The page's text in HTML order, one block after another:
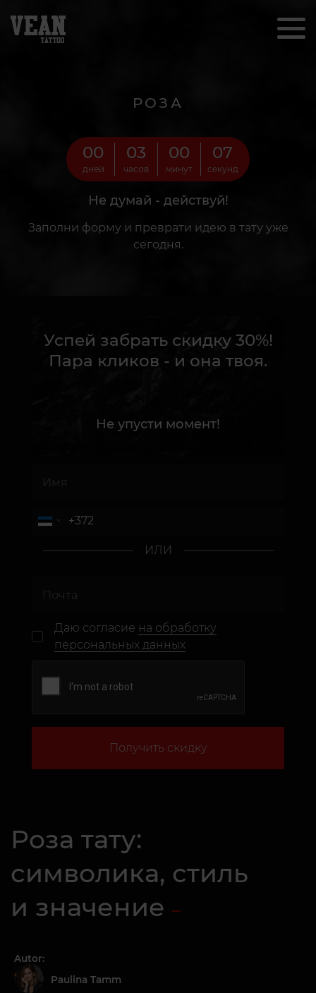
РОЗА
00
дней
03
часов
00
минут
05
секунд
Не думай - действуй!
Заполни форму и преврати идею в тату уже
сегодня.
Успей забрать скидку 30%!
Пара кликов - и она твоя.
Не упусти момент!
ИЛИ
Даю согласие на обработку
персональных данных
Получить скидку
Роза тату:
символика, стиль
и значение
Autor:
Paulina Tamm